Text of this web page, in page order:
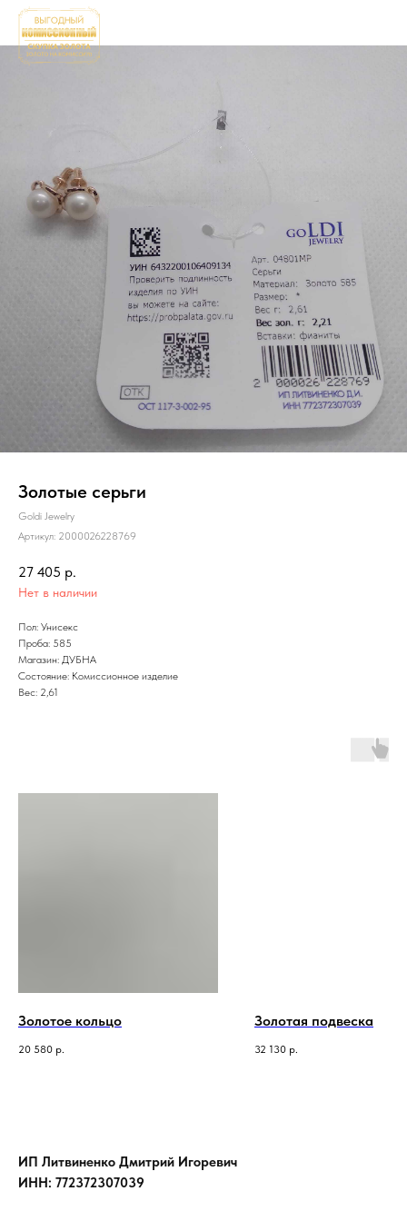
Золотые серьги
Goldi Jewelry
Артикул: 2000026228769
27 405 р.
Нет в наличии
Пол: Унисекс
Проба: 585
Магазин: ДУБНА
Состояние: Комиссионное изделие
Вес: 2,61
Золотое кольцо
20 580 р.
Золотая подвеска
32 130 р.
ИП Литвиненко Дмитрий Игоревич
ИНН: 772372307039